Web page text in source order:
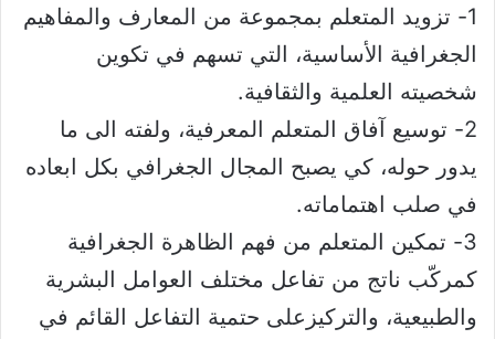
1- تزويد المتعلم بمجموعة من المعارف والمفاهيم
الجغرافية الأساسية، التي تسهم في تكوين
شخصيته العلمية والثقافية.
2- توسيع آفاق المتعلم المعرفية، ولفته الى ما
يدور حوله، كي يصبح المجال الجغرافي بكل ابعاده
في صلب اهتماماته.
3- تمكين المتعلم من فهم الظاهرة الجغرافية
كمركّب ناتج من تفاعل مختلف العوامل البشرية
والطبيعية، والتركيزعلى حتمية التفاعل القائم في